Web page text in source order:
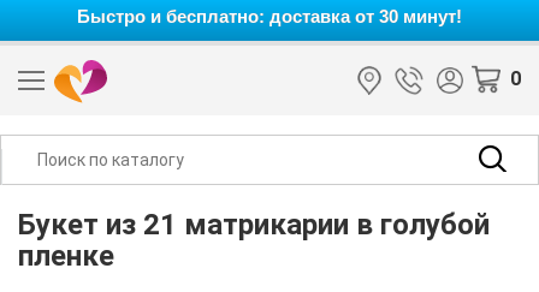
Быстро и бесплатно: доставка от 30 минут!
0
Букет из 21 матрикарии в голубой
пленке